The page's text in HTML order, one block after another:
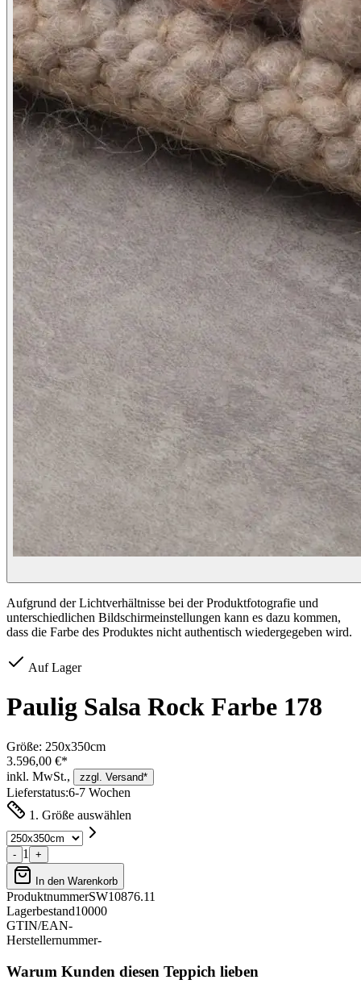
Aufgrund der Lichtverhältnisse bei der Produktfotografie und
unterschiedlichen Bildschirmeinstellungen kann es dazu kommen,
dass die Farbe des Produktes nicht authentisch wiedergegeben wird.
Auf Lager
Paulig Salsa Rock Farbe 178
Größe: 250x350cm
3.596,00 €*
inkl. MwSt.,
zzgl. Versand*
Lieferstatus:6-7 Wochen
1. Größe auswählen
- 1 +
In den Warenkorb
ProduktnummerSW10876.11
Lagerbestand10000
GTIN/EAN-
Herstellernummer-
Warum Kunden diesen Teppich lieben